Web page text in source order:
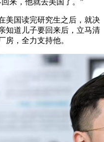
美国读完研究生之后，就决
知道儿子要回来后，立马清
房，全力支持他。